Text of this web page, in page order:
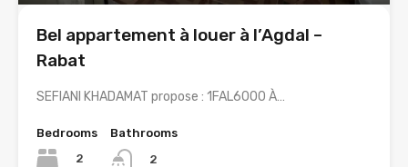
Bel appartement à louer à l’Agdal –
Rabat
SEFIANI KHADAMAT propose : 1FAL6000 À…
Bedrooms
2
Bathrooms
2